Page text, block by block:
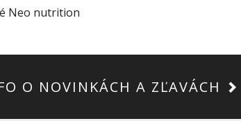
O NOVINKÁCH A ZĽAVÁCH